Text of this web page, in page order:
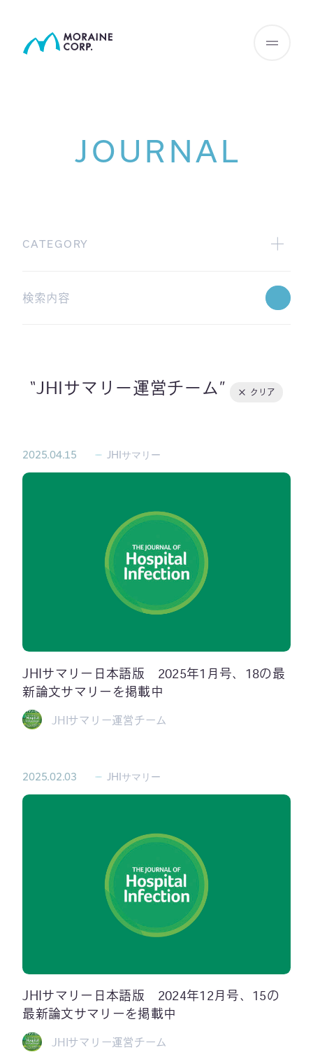
JOURNAL
CATEGORY
Webinar情報
学術グループからの配信
JHIサマリー運営チーム クリア
2025.04.15 JHIサマリー
JHIサマリー日本語版 2025年1月号、18の最
新論文サマリーを掲載中
JHIサマリー運営チーム
2025.02.03 JHIサマリー
JHIサマリー日本語版 2024年12月号、15の
最新論文サマリーを掲載中
JHIサマリー運営チーム